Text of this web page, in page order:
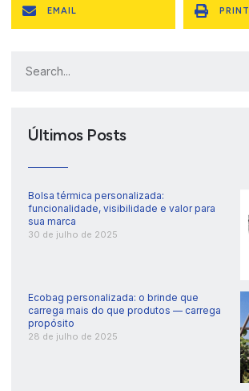
EMAIL PRINT
Últimos Posts
Bolsa térmica personalizada:
funcionalidade, visibilidade e valor para
sua marca
30 de julho de 2025
Ecobag personalizada: o brinde que
carrega mais do que produtos — carrega
propósito
28 de julho de 2025